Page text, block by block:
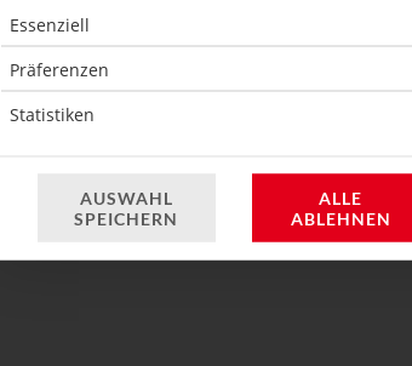
Essenziell
Präferenzen
Statistiken
AUSWAHL
SPEICHERN
ALLE
ABLEHNEN
8 St. Thunfischfilet, scharf mariniert